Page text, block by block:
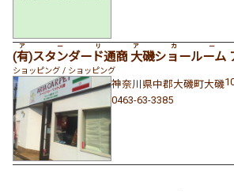
(有)スタンダード通商 大磯ショールーム
アーリアカー
ショッピング / ショッピング
神奈川県中郡大磯町大磯
0463-63-3385